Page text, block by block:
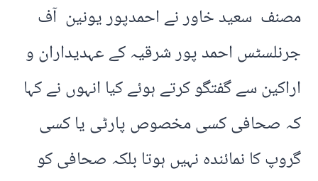
مصنف سعید خاور نے احمدپور یونین آف
جرنلسٹس احمد پور شرقیہ کے عہدیداران و
اراکین سے گفتگو کرتے ہوئے کیا انہوں نے کہا
کہ صحافی کسی مخصوص پارٹی یا کسی
گروپ کا نمائندہ نہیں ہوتا بلکہ صحافی کو